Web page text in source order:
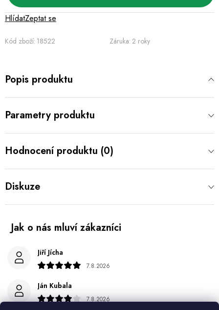
Kód zboží: 18522 Záruka: 2 roky
Zeptat se
Hlídat
Popis produktu
Parametry produktu
Hodnocení produktu (0)
Diskuze
Jiří Jícha
7.8.2026
Ján Kubala
7.8.2026